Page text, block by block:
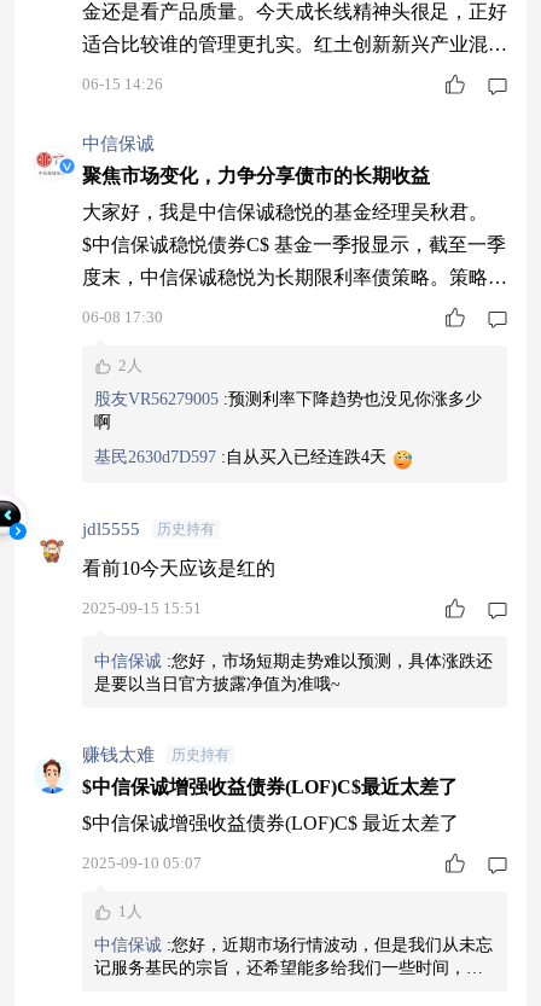
金还是看产品质量。今天成长线精神头很足，正好
适合比较谁的管理更扎实。红土创新新兴产业混合
A(001753)近1年回报302.19%、同类第21名，排名
06-15 14:26
中信保诚
聚焦市场变化，力争分享债市的长期收益
大家好，我是中信保诚稳悦的基金经理吴秋君。
$中信保诚稳悦债券C$ 基金一季报显示，截至一季
度末，中信保诚稳悦为长期限利率债策略。策略
上,在对国内、国外经济趋势进行分析和预测基础
系变化，据此确定组合的平均久期，并选择合适的
期限结构配置策略，在合理控制风险的前提下，综
托财产的稳定增值。 （注：以上内容来自于基金
06-08 17:30
2人
股友VR56279005 :预测利率下降趋势也没见你涨多少
啊
基民2630d7D597 : 自从买入已经连跌4天
jdl5555 历史持有
看前10今天应该是红的
2025-09-15 15:51
中信保诚 :您好，市场短期走势难以预测，具体涨跌还
是要以当日官方披露净值为准哦~
赚钱太难 历史持有
$中信保诚增强收益债券(LOF)C$最近太差了
$中信保诚增强收益债券(LOF)C$ 最近太差了
2025-09-10 05:07
1人
中信保诚 :您好，近期市场行情波动，但是我们从未忘
记服务基民的宗旨，还希望能多给我们一些时间，投